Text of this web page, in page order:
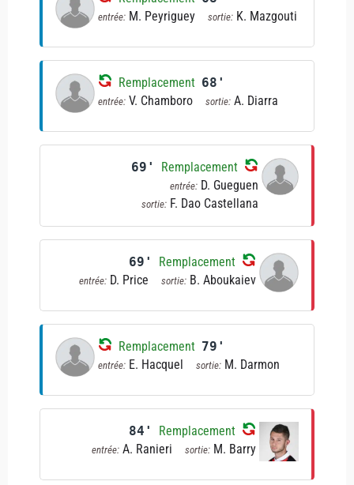
entrée: M. Peyriguey sortie: K. Mazgouti
Remplacement 68'
entrée: V. Chamboro sortie: A. Diarra
69' Remplacement
entrée: D. Gueguen
sortie: F. Dao Castellana
69' Remplacement
entrée: D. Price sortie: B. Aboukaiev
Remplacement 79'
entrée: E. Hacquel sortie: M. Darmon
84' Remplacement
entrée: A. Ranieri sortie: M. Barry